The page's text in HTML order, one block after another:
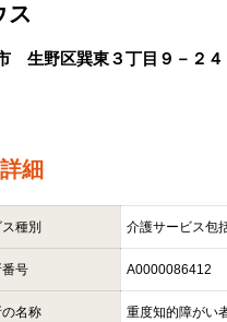
ス
生野区巽東３丁目９－２
細
種別 介護サービス包
号 A0000086412
名称 重度知的障がい